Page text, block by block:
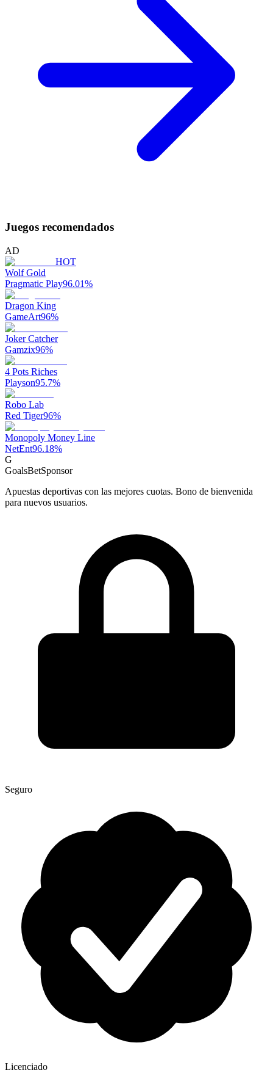
Juegos recomendados
AD
HOT
Wolf Gold
Pragmatic Play96.01%
Dragon King
GameArt96%
Joker Catcher
Gamzix96%
4 Pots Riches
Playson95.7%
Robo Lab
Red Tiger96%
Monopoly Money Line
NetEnt96.18%
G
GoalsBetSponsor
Apuestas deportivas con las mejores cuotas. Bono de bienvenida
para nuevos usuarios.
Seguro
Licenciado